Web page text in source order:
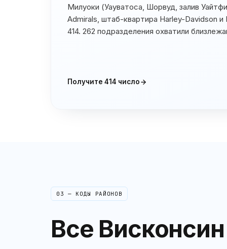
Милуоки (Уауватоса, Шорвуд, залив
Admirals, штаб-квартира Harley-Davidson
414. 262 подразделения охватили
Получите 414 число
03 — КОДЫ РАЙОНОВ
Все Висконсин